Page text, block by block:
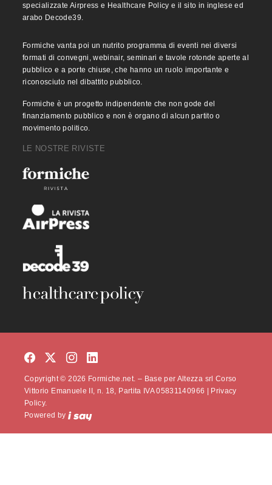
specializzate Airpress e Healthcare Policy e il sito in inglese ed
arabo Decode39.
Formiche vanta poi un nutrito programma di eventi nei diversi
formati di convegni, webinair, seminari e tavole rotonde aperte al
pubblico e a porte chiuse, che hanno un ruolo importante e
riconosciuto nel dibattito pubblico.
Formiche è un progetto indipendente che non gode del
finanziamento pubblico e non è organo di alcun partito o
movimento politico.
LE NOSTRE RIVISTE
Copyright © 2026 Formiche.net. – Base per Altezza srl Corso
Vittorio Emanuele II, n. 18, Partita IVA 05831140966 |
Privacy
Policy.
Powered by